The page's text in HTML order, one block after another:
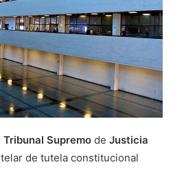
Tribunal Supremo de Justicia
de tutela constitucional